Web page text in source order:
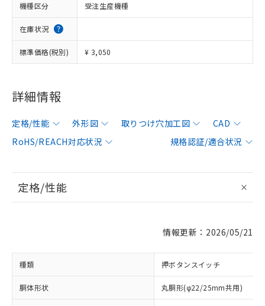
機種区分 受注生産機種
在庫状況
標準価格(税別) ¥ 3,050
詳細情報
定格/性能 外形図 取りつけ穴加工図
CAD
RoHS/REACH対応状況
規格認証/適合状況
定格/性能
情報更新：2026/05/21
種類 押ボタンスイッチ
胴体形状 丸胴形(φ22/25mm共用)